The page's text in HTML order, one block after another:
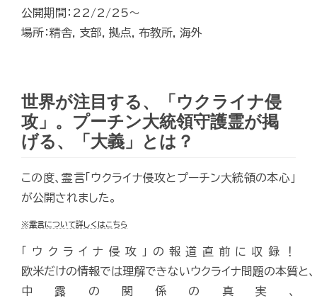
公開期間：22/2/25～
場所：精舎, 支部, 拠点, 布教所, 海外
世界が注目する、「ウクライナ侵
攻」。プーチン大統領守護霊が掲
げる、「大義」とは？
この度、霊言「ウクライナ侵攻とプーチン大統領の本心」
が公開されました。
※霊言について詳しくはこちら
「ウクライナ侵攻」の報道直前に収録！
欧米だけの情報では理解できないウクライナ問題の本質と、
中露の関係の真実、